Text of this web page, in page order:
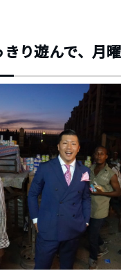
り遊んで、月